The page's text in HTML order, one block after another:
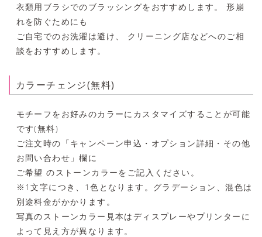
衣類用ブラシでのブラッシングをおすすめします。 形崩
れを防ぐためにも
ご自宅でのお洗濯は避け、 クリーニング店などへのご相
談をおすすめします。
カラーチェンジ(無料)
モチーフをお好みのカラーにカスタマイズすることが可能
です(無料)
ご注文時の「キャンペーン申込・オプション詳細・その他
お問い合わせ」欄に
ご希望 のストーンカラーをご記入ください。
※1文字につき、1色となります。グラデーション、混色は
別途料金がかかります。
写真のストーンカラー見本はディスプレーやプリンターに
よって見え方が異なります。